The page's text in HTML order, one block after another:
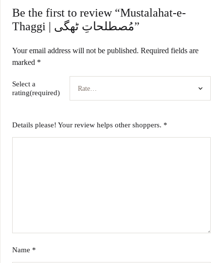
Be the first to review “Mustalahat-e-
Thaggi | مُصطلحاتِ ٹھگی”
Your email address will not be published. Required fields are
marked *
Select a
rating(required)
Details please! Your review helps other shoppers. *
Name *